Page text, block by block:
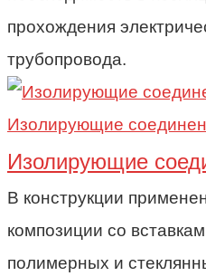
прохождения
трубопровода.
Изолирующие
Изолирующие
В конструкции
композиции cо
полимерных и